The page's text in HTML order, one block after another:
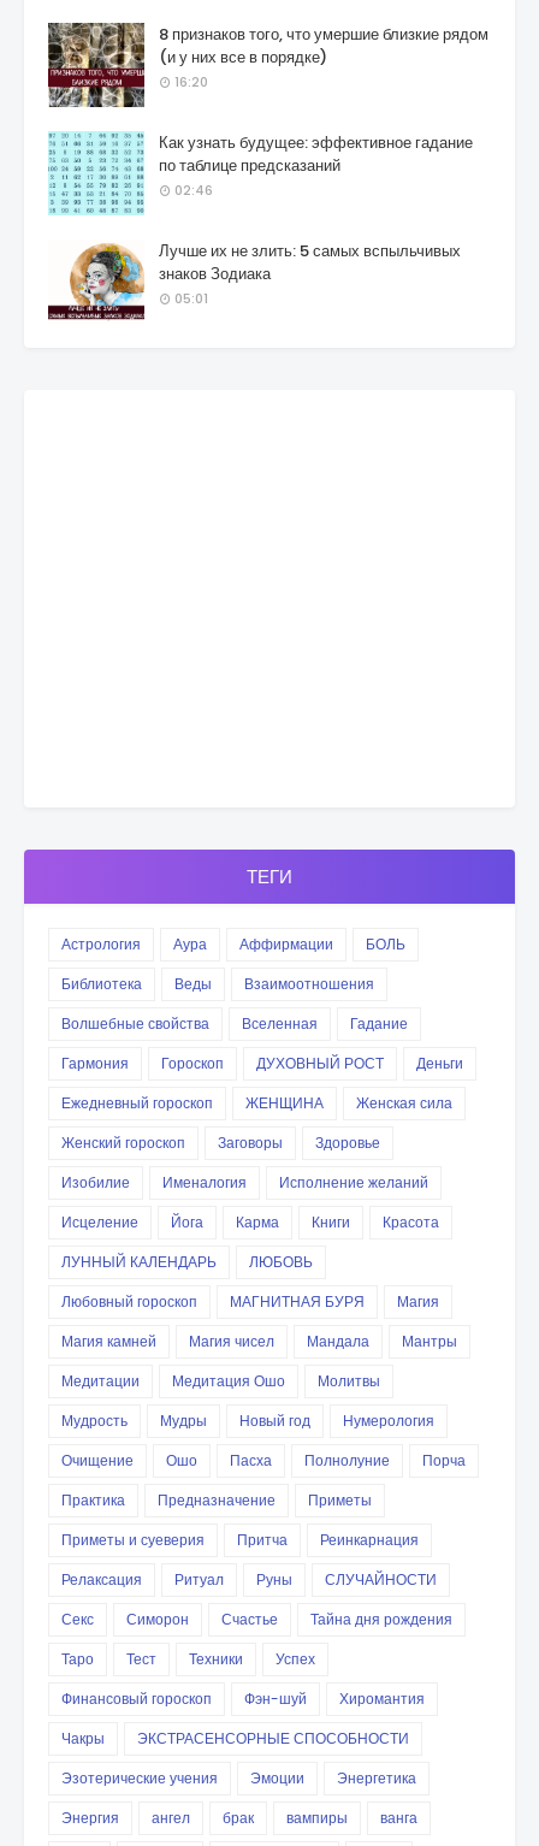
8 признаков того, что умершие близкие рядом
(и у них все в порядке)
16:20
Как узнать будущее: эффективное гадание
по таблице предсказаний
02:46
Лучше их не злить: 5 самых вспыльчивых
знаков Зодиака
05:01
ТЕГИ
Астрология Аура Аффирмации
БОЛЬ
Библиотека
Веды
Взаимоотношения
Волшебные свойства
Вселенная
Гадание
Гармония
Гороскоп ДУХОВНЫЙ РОСТ
Деньги
Ежедневный гороскоп
ЖЕНЩИНА
Женская сила
Женский гороскоп
Заговоры
Здоровье
Изобилие
Именалогия
Исполнение желаний
Исцеление
Йога Карма Книги
Красота
ЛУННЫЙ КАЛЕНДАРЬ
ЛЮБОВЬ
Любовный гороскоп
МАГНИТНАЯ БУРЯ
Магия
Магия камней
Магия чисел Мандала
Мантры
Медитации
Медитация Ошо
Молитвы
Мудрость
Мудры Новый год
Нумерология
Очищение
Ошо Пасха Полнолуние
Порча
Практика
Предназначение
Приметы
Приметы и суеверия
Притча
Реинкарнация
Релаксация
Ритуал Руны
СЛУЧАЙНОСТИ
Секс
Симорон Счастье
Тайна дня рождения
Таро
Тест Техники
Успех
Финансовый гороскоп
Фэн-шуй
Хиромантия
Чакры
ЭКСТРАСЕНСОРНЫЕ СПОСОБНОСТИ
Эзотерические учения
Эмоции
Энергетика
Энергия
ангел брак вампиры
ванга